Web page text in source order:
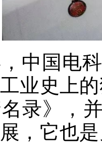
国电科
业史上
录》，
，它也